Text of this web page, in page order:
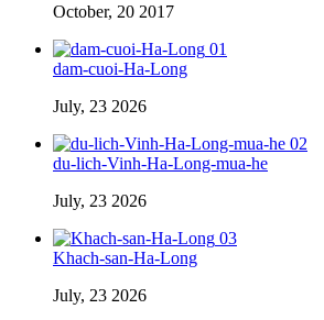
October, 20 2017
01
dam-cuoi-Ha-Long
July, 23 2026
02
du-lich-Vinh-Ha-Long-mua-he
July, 23 2026
03
Khach-san-Ha-Long
July, 23 2026